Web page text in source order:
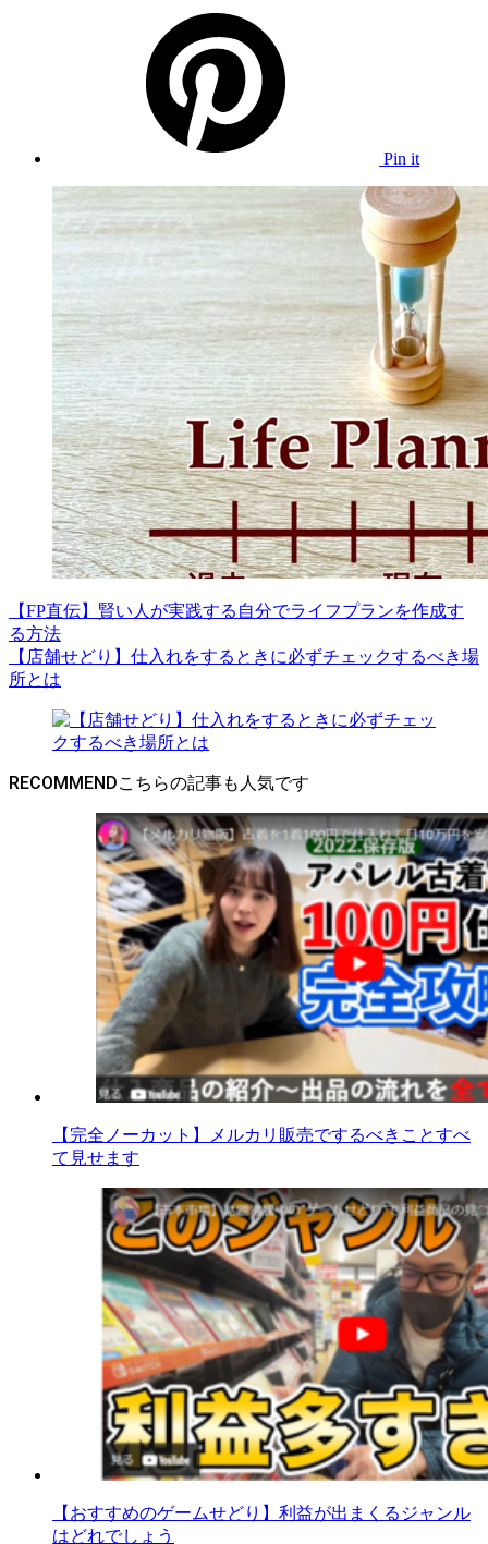
Pin it
【FP直伝】賢い人が実践する自分でライフプランを作成す
る方法
【店舗せどり】仕入れをするときに必ずチェックするべき場
所とは
RECOMMEND
【完全ノーカット】メルカリ販売でするべきことすべ
て見せます
【おすすめのゲームせどり】利益が出まくるジャンル
はどれでしょう